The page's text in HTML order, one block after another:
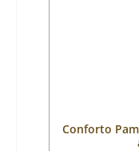
Conforto